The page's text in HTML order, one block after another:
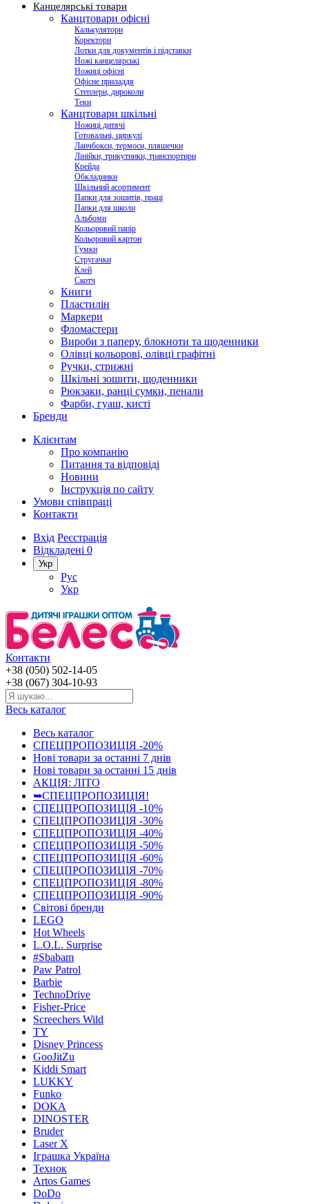
Канцелярські товари
Канцтовари офісні
Калькулятори
Коректори
Лотки для документів і підставки
Ножі канцелярські
Ножиці офісні
Офісне приладдя
Степлери, дироколи
Теки
Канцтовари шкільні
Ножиці дитячі
Готовальні, циркулі
Ланчбокси, термоси, пляшечки
Лінійки, трикутники, транспортири
Крейда
Обкладинки
Шкільний асортимент
Папки для зошитів, праці
Папки для школи
Альбоми
Кольоровий папір
Кольоровий картон
Гумки
Стругачки
Клей
Скотч
Книги
Пластилін
Маркери
Фломастери
Вироби з паперу, блокноти та щоденники
Олівці кольорові, олівці графітні
Ручки, стрижні
Шкільні зошити, щоденники
Рюкзаки, ранці сумки, пенали
Фарби, гуаш, кисті
Бренди
Клієнтам
Про компанію
Питання та відповіді
Новини
Інструкція по сайту
Умови співпраці
Контакти
Вхід Реєстрація
Відкладені 0
Укр
Рус
Укр
Контакти
+38 (050) 502-14-05
+38 (067) 304-10-93
Весь каталог
Весь каталог
СПЕЦПРОПОЗИЦІЯ -20%
Нові товари за останнi 7 днiв
Нові товари за останнi 15 днiв
АКЦІЯ: ЛІТО
➥СПЕЦПРОПОЗИЦІЯ!
СПЕЦПРОПОЗИЦІЯ -10%
СПЕЦПРОПОЗИЦІЯ -30%
СПЕЦПРОПОЗИЦІЯ -40%
СПЕЦПРОПОЗИЦІЯ -50%
СПЕЦПРОПОЗИЦІЯ -60%
СПЕЦПРОПОЗИЦІЯ -70%
СПЕЦПРОПОЗИЦІЯ -80%
СПЕЦПРОПОЗИЦІЯ -90%
Світові бренди
LEGO
Hot Wheels
L.O.L. Surprise
#Sbabam
Paw Patrol
Barbie
TechnoDrive
Fisher-Price
Screechers Wild
TY
Disney Princess
GooJitZu
Kiddi Smart
LUKKY
Funko
DOKA
DINOSTER
Bruder
Laser X
Іграшка Україна
Технок
Artos Games
DoDo